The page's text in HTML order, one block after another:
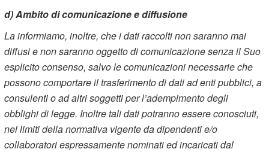
d) Ambito di comunicazione e diffusione
La informiamo, inoltre, che i dati raccolti non saranno mai
diffusi e non saranno oggetto di comunicazione senza il Suo
esplicito consenso, salvo le comunicazioni necessarie che
possono comportare il trasferimento di dati ad enti pubblici, a
consulenti o ad altri soggetti per l’adempimento degli
obblighi di legge. Inoltre tali dati potranno essere conosciuti,
nei limiti della normativa vigente da dipendenti e/o
collaboratori espressamente nominati ed incaricati dal